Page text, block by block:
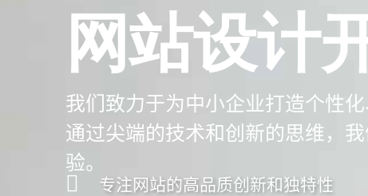
网站设计
我们致力于为中小企业打造个性
通过尖端的技术和创新的思维，
验。
专注网站的高品质创新和独特性